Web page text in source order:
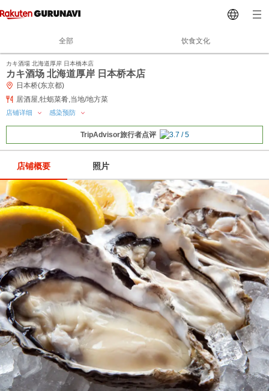
全部 饮食文化
カキ酒場 北海道厚岸 日本橋本店
カキ酒场 北海道厚岸 日本桥本店
日本桥(东京都)
居酒屋,牡蛎菜肴,当地/地方菜
店铺详细 感染预防
TripAdvisor旅行者点评
店铺概要 照片